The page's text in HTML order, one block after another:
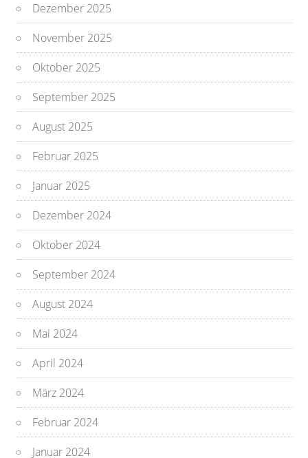
Dezember 2025
November 2025
Oktober 2025
September 2025
August 2025
Februar 2025
Januar 2025
Dezember 2024
Oktober 2024
September 2024
August 2024
Mai 2024
April 2024
März 2024
Februar 2024
Januar 2024